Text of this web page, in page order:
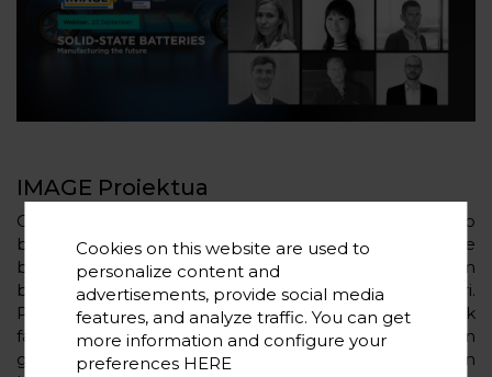
IMAGE Proiektua
CIC energiGUNEk IMAGE (Europan hurrengo
belaunaldiko baterietarako fabrikazio-ibilbide
berritzaileak, GA 769929) proiektu europarraren
barruan egiten dituen jardueren parte da ekitaldi hori.
Proiektu horren helburua litiozko baterien gelaxkak
fabrikatzeko Europako gaitasunaren eta ahalmenaren
garapen jasangarrian laguntzea da, ekoizpen
Cookies on this website are used to
personalize content and
advertisements, provide social media
features, and analyze traffic. You can get
more information and configure your
preferences HERE